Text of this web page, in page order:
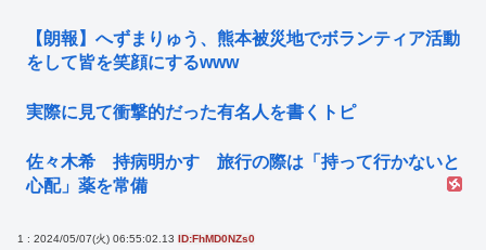
【朗報】へずまりゅう、熊本被災地でボランティア活動
をして皆を笑顔にするwww
実際に見て衝撃的だった有名人を書くトピ
佐々木希 持病明かす 旅行の際は「持って行かないと
心配」薬を常備
1 : 2024/05/07(火) 06:55:02.13 ID:FhMD0NZs0